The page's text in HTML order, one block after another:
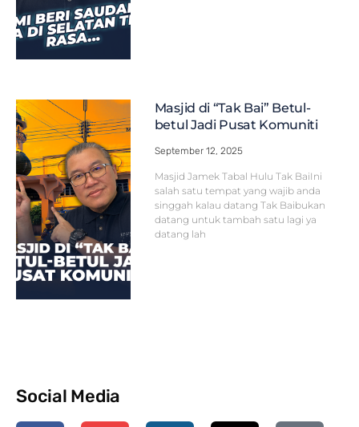
Masjid di “Tak Bai” Betul-
betul Jadi Pusat Komuniti
September 12, 2025
Masjid Jamek Tabal Hulu Tak BaiIni
salah satu tempat yang wajib anda
singgah kalau datang Tak Baibukan
datang untuk tambah satu lagi ya
datang lah
Social Media